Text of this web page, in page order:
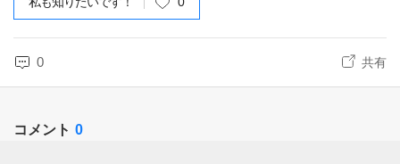
0 共有
コメント 0